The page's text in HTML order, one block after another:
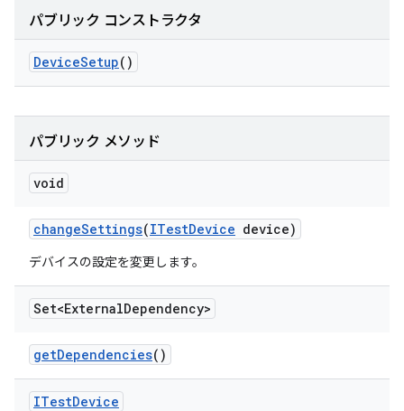
パブリック コンストラクタ
DeviceSetup()
パブリック メソッド
void
changeSettings(ITestDevice device)
デバイスの設定を変更します。
Set<ExternalDependency>
getDependencies()
ITestDevice